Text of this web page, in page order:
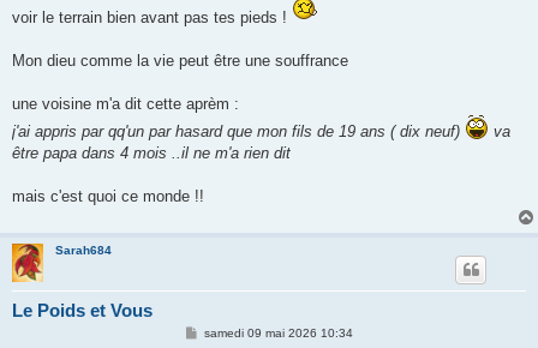
voir le terrain bien avant pas tes pieds !
Mon dieu comme la vie peut être une souffrance
une voisine m'a dit cette aprèm :
j'ai appris par qq'un par hasard que mon fils de 19 ans ( dix neuf)
va
être papa dans 4 mois ..il ne m'a rien dit
mais c'est quoi ce monde !!
Sarah684
Le Poids et Vous
Msamedi 09 mai 2026 10:34